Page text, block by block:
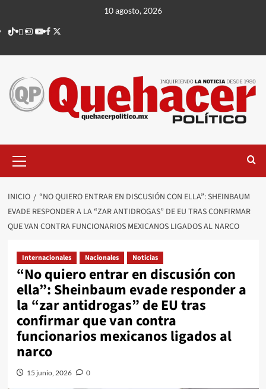
contenido
10 agosto, 2026
TikTok
threads
Instagram
Youtube
Facebook
X
principal
INICIO
“NO QUIERO ENTRAR EN DISCUSIÓN CON ELLA”: SHEINBAUM
EVADE RESPONDER A LA “ZAR ANTIDROGAS” DE EU TRAS CONFIRMAR
QUE VAN CONTRA FUNCIONARIOS MEXICANOS LIGADOS AL NARCO
Internacionales Nacionales Noticias
“No quiero entrar en discusión con
ella”: Sheinbaum evade responder a
la “zar antidrogas” de EU tras
confirmar que van contra
funcionarios mexicanos ligados al
narco
15 junio, 2026 0